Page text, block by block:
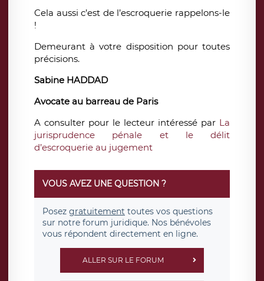
Cela aussi c’est de l’escroquerie rappelons-le
!
Demeurant à votre disposition pour toutes
précisions.
Sabine HADDAD
Avocate au barreau de Paris
A consulter pour le lecteur intéressé par La
jurisprudence pénale et le délit
d’escroquerie au jugement
VOUS AVEZ UNE QUESTION ?
Posez gratuitement toutes vos questions
sur notre forum juridique. Nos bénévoles
vous répondent directement en ligne.
ALLER SUR LE FORUM